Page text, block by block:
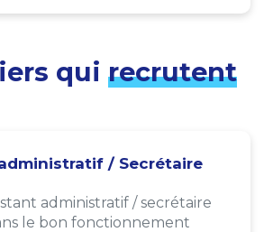
qui recrutent
/ Secrétaire
administratif / secrétaire
le bon fonctionnement